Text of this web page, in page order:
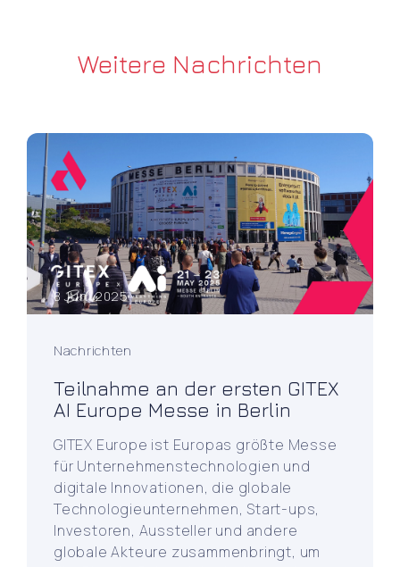
Weitere Nachrichten
8 Juni 2025
Nachrichten
Teilnahme an der ersten GITEX
AI Europe Messe in Berlin
GITEX Europe ist Europas größte Messe
für Unternehmenstechnologien und
digitale Innovationen, die globale
Technologieunternehmen, Start-ups,
Investoren, Aussteller und andere
globale Akteure zusammenbringt, um